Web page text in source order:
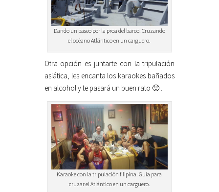
Dando un paseo por la proa del barco. Cruzando
el océano Atlántico en un carguero.
Otra opción es juntarte con la tripulación
asiática, les encanta los karaokes bañados
en alcohol y te pasará un buen rato 🙂 .
Karaoke con la tripulación filipina. Guía para
cruzar el Atlántico en un carguero.